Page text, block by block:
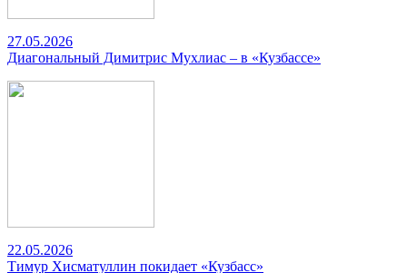
27.05.2026
Диагональный Димитрис Мухлиас – в «Кузбассе»
22.05.2026
Тимур Хисматуллин покидает «Кузбасс»